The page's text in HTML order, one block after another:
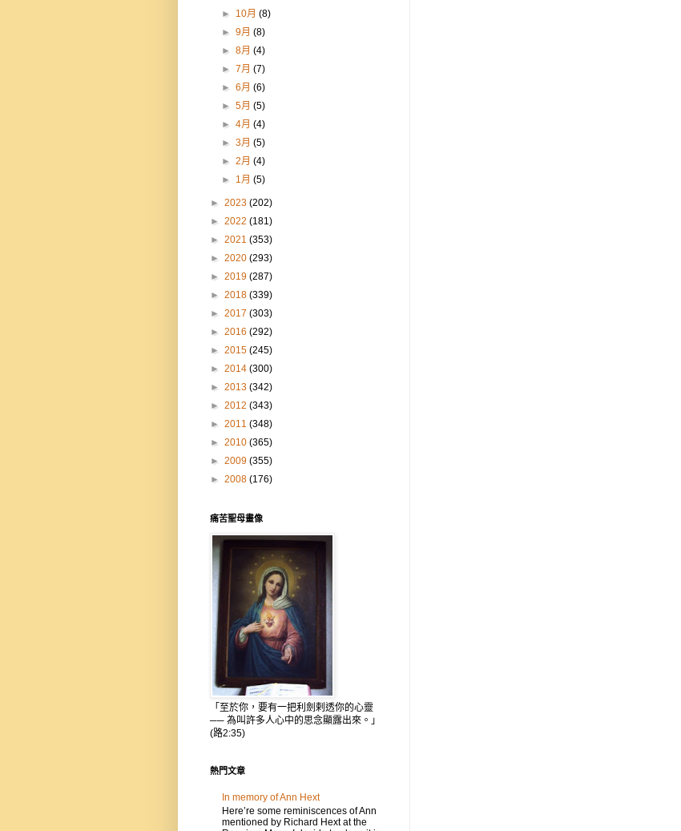
► 10月(8)
►9月(8)
►8月(4)
►7月(7)
►6月(6)
►5月(5)
►4月(4)
►3月(5)
►2月(4)
► 1月(5)
► 2023 (202)
► 2022 (181)
► 2021 (353)
► 2020 (293)
► 2019 (287)
► 2018 (339)
► 2017 (303)
► 2016 (292)
► 2015 (245)
► 2014 (300)
► 2013 (342)
► 2012 (343)
► 2011 (348)
► 2010 (365)
► 2009 (355)
► 2008 (176)
痛苦聖母畫像
「至於你，要有一把利劍剌透你的心靈
── 為叫許多人心中的思念顯露出來。」
(路2:35)
熱門文章
In memory of Ann Hext
Here’re some reminiscences of Ann
mentioned by Richard Hext at the